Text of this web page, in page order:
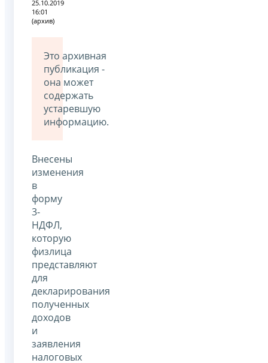
25.10.2019
16:01
(архив)
Это архивная
публикация -
она может
содержать
устаревшую
информацию.
Внесены
изменения
в
форму
3-
НДФЛ,
которую
физлица
представляют
для
декларирования
полученных
доходов
и
заявления
налоговых